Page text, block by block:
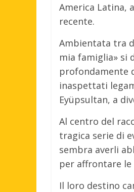
America Latina,
recente.
Ambientata tra
mia famiglia» si
profondamente
inaspettati
Eyüpsultan, a
Al centro del
tragica serie di
sembra averli
per affrontare
Il loro destino